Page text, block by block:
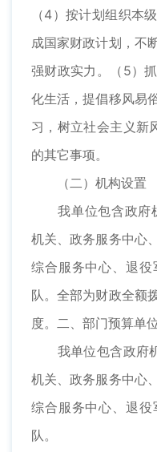
（4）按计划组织本
成国家财政计划，不
强财政实力。（5）
化生活，提倡移风易
习，树立社会主义新
的其它事项。
（二）机构设置
我单位包含政府
机关、政务服务中心
综合服务中心、退
队。全部为财政全额
度。二、部门预算单
我单位包含政府机
机关、政务服务中心
综合服务中心、退
队。